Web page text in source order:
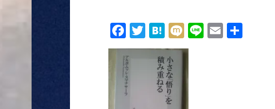
Fa
ce
bo
ok
T
wi
tte
H
at
en
a
M
ix
Li
E